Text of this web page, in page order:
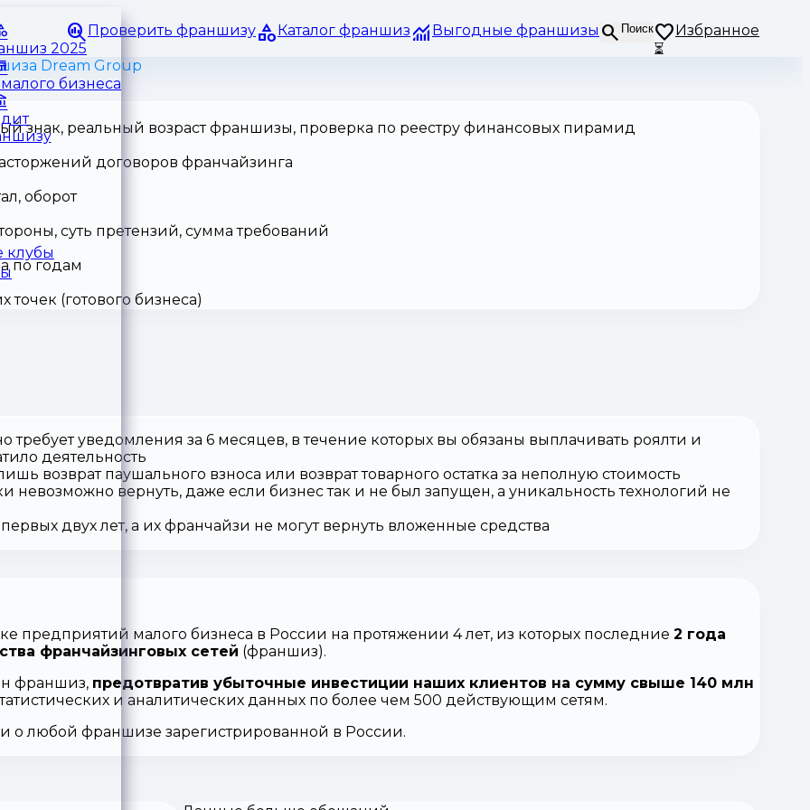
Проверить франшизу Каталог франшиз Выгодные франшизы Поиск
Избранное
⏳
2025
бизнеса
клубы
Dream Group
знак, реальный возраст франшизы, проверка по реестру финансовых пирамид
договоров франчайзинга
оборот
суть претензий, сумма требований
по годам
(готового бизнеса)
требует уведомления за 6 месяцев, в течение которых вы обязаны выплачивать роялти и
деятельность
возврат паушального взноса или возврат товарного остатка за неполную стоимость
невозможно вернуть, даже если бизнес так и не был запущен, а уникальность технологий не
двух лет, а их франчайзи не могут вернуть вложенные средства
предприятий малого бизнеса в России на протяжении 4 лет, из которых последние 2 года
франчайзинговых сетей (франшиз).
франшиз, предотвратив убыточные инвестиции наших клиентов на сумму свыше 140 млн
и аналитических данных по более чем 500 действующим сетям.
о любой франшизе зарегистрированной в России.